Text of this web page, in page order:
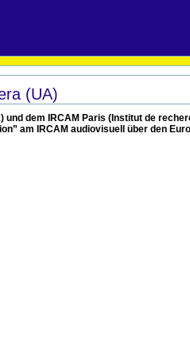
(UA)
dem IRCAM Paris (Institut de
am IRCAM audiovisuell über den